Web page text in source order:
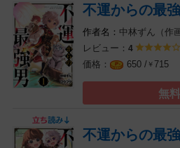
不運からの最
中林ずん（作画
レビュー： 4
650 / ￥ 715
無
不運からの最